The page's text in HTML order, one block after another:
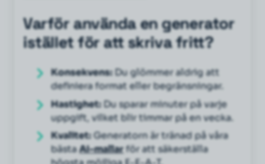
Varför använda en generator
istället för att skriva fritt?
Konsekvens:Du glömmer aldrig att
definiera format eller begränsningar.
Hastighet:Du sparar minuter på varje
uppgift, vilket blir timmar på en vecka.
Kvalitet:Generatorn är tränad på våra
bästaAI-mallar för att säkerställa